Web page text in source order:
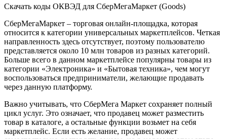
Скачать коды ОКВЭД для СберМегаМаркет (Goods)
СберМегаМаркет – торговая онлайн-площадка, которая
относится к категории универсальных маркетплейсов. Четкая
направленность здесь отсутствует, поэтому пользователю
представляется около 10 млн товаров из разных категорий.
Больше всего в данном маркетплейсе популярны товары из
категории «Электроника» и «Бытовая техника», чем могут
воспользоваться предприниматели, желающие продавать
через данную платформу.
Важно учитывать, что СберМега Маркет сохраняет полный
цикл услуг. Это означает, что продавец может разместить
товар в каталоге, а остальные функции возьмет на себя
маркетплейс. Если есть желание, продавец может